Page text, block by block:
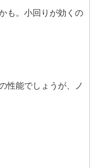
も。小回りが効くの
性能でしょうが、ノ